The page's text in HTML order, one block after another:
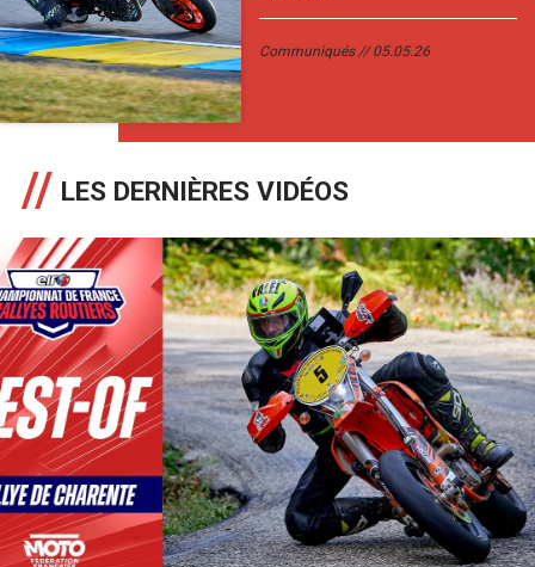
Communiqués 05.05.26
LES DERNIÈRES VIDÉOS